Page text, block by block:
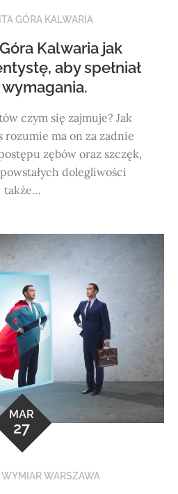
GÓRA KALWARIA
Kalwaria jak
aby spełniał
czym się zajmuje? Jak
rozumie ma on za zadnie
zębów oraz szczęk,
dolegliwości
także…
MAR
27
WARSZAWA